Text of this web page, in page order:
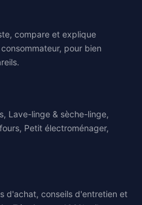
compare et explique
pour bien
Lave-linge & sèche-linge,
Petit électroménager,
d'achat, conseils d'entretien et